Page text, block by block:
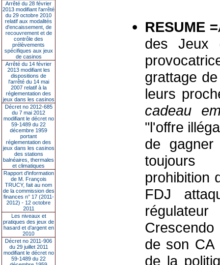
Arrêté du 28 février
2013 modifiant l'arrêté
du 29 octobre 2010
relatif aux modalités
d'encaissement, de
recouvrement et de
contrôle des
prélèvements
spécifiques aux jeux
de casinos
Arrêté du 14 février
2013 modifiant les
dispositions de
l'arrêté du 14 mai
2007 relatif à la
réglementation des
jeux dans les casinos
Décret no 2012-685
du 7 mai 2012
modifiant le décret no
59-1489 du 22
décembre 1959
portant
réglementation des
jeux dans les casinos
des stations
balnéaires, thermales
et climatiques
Rapport d'information
de M. François
TRUCY, fait au nom
de la commission des
finances n° 17 (2011-
2012) - 12 octobre
2011
Les niveaux et
pratiques des jeux de
hasard et d’argent en
2010
Décret no 2011-906
du 29 juillet 2011
modifiant le décret no
59-1489 du 22
RESUME =
des Jeux
grattage
leurs
cadeau
"l'offre
de
toujours
prohibition
FDJ
de son CA
de la